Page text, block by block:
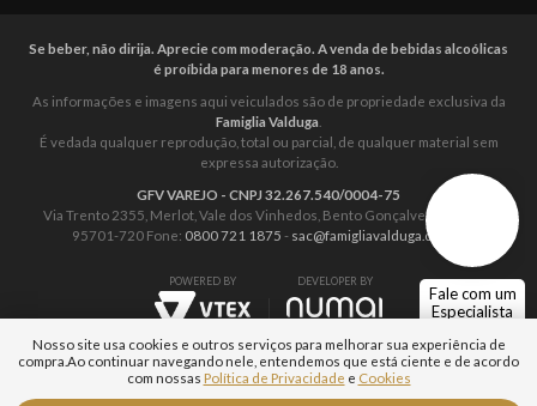
Se beber, não dirija. Aprecie com moderação. A venda de bebidas alcoólicas
é proíbida para menores de 18 anos.
As informações e imagens aqui veiculados são de propriedade exclusiva da
Famiglia Valduga
É vedada qualquer reprodução, total ou parcial, de qualquer material sem
expressa autorização.
GFV VAREJO - CNPJ 32.267.540/0004-75
Via Trento 2355, Merlot, Vale dos Vinhedos, Bento Gonçalves – RS. CEP:
95701-720 Fone: 0800 721 1875 - sac@famigliavalduga.com.br
POWERED BY DEVELOPER BY
Nosso site usa cookies e outros serviços para melhorar sua experiência de
compra. Ao continuar navegando nele, entendemos que está ciente e de acordo
com nossas Política de Privacidade e Cookies
Fale com um
Especialista